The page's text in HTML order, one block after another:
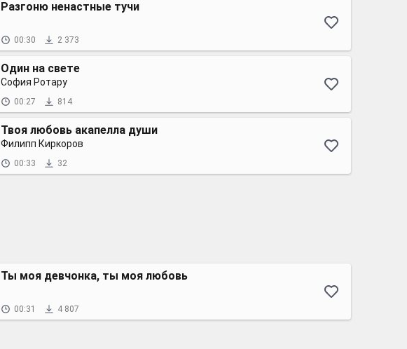
Разгоню ненастные тучи
00:30 2 373
Один на свете
София Ротару
00:27 814
Твоя любовь акапелла души
Филипп Киркоров
00:33 32
Ты моя девчонка, ты моя любовь
00:31 4 807